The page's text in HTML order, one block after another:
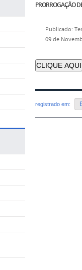
PRORROGAÇÃO
Publicado:
09 de
CLIQUE AQUI
registrado em: